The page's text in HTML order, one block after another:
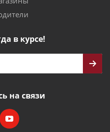
в курсе!
на связи